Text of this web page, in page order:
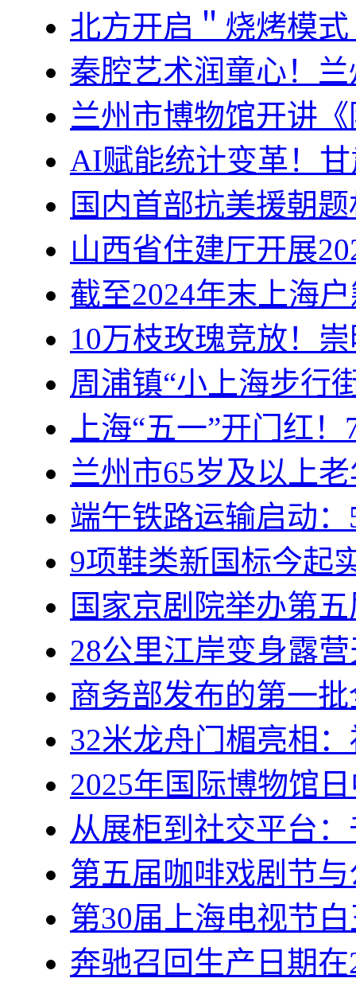
北方开启＂烧烤模
秦腔艺术润童心！
兰州市博物馆开讲
AI赋能统计变革！
国内首部抗美援朝
山西省住建厅开展
截至2024年末上海
10万枝玫瑰竞放！
周浦镇“小上海步行
上海“五一”开门红
兰州市65岁及以上
端午铁路运输启动
9项鞋类新国标今起
国家京剧院举办第
28公里江岸变身露
商务部发布的第一
32米龙舟门楣亮相
2025年国际博物馆
从展柜到社交平台
第五届咖啡戏剧节
第30届上海电视节
奔驰召回生产日期在